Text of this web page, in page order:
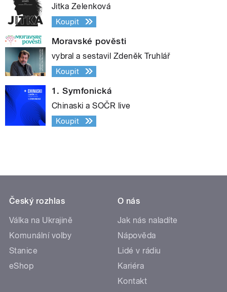
Jitka Zelenková
Koupit
Moravské pověsti
vybral a sestavil Zdeněk Truhlář
Koupit
1. Symfonická
Chinaski a SOČR live
Koupit
Český rozhlas
Válka na Ukrajině
Komunální volby
Stanice
eShop
O nás
Jak nás naladíte
Nápověda
Lidé v rádiu
Kariéra
Kontakt